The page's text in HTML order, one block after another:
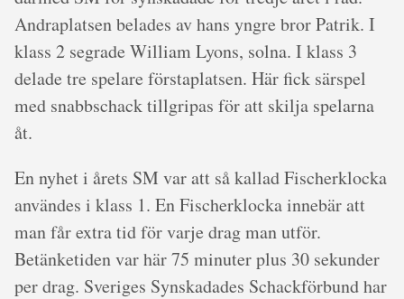
Andraplatsen belades av hans yngre bror Patrik. I
klass 2 segrade William Lyons, solna. I klass 3
delade tre spelare förstaplatsen. Här fick särspel
med snabbschack tillgripas för att skilja spelarna
åt.
En nyhet i årets SM var att så kallad Fischerklocka
användes i klass 1. En Fischerklocka innebär att
man får extra tid för varje drag man utför.
Betänketiden var här 75 minuter plus 30 sekunder
per drag. Sveriges Synskadades Schackförbund har